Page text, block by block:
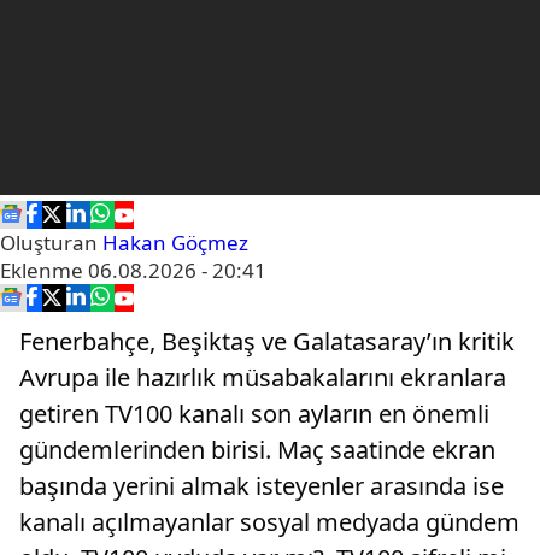
Oluşturan Hakan Göçmez
Eklenme 06.08.2026 - 20:41
Fenerbahçe, Beşiktaş ve Galatasaray’ın kritik
Avrupa ile hazırlık müsabakalarını ekranlara
getiren TV100 kanalı son ayların en önemli
gündemlerinden birisi. Maç saatinde ekran
başında yerini almak isteyenler arasında ise
kanalı açılmayanlar sosyal medyada gündem